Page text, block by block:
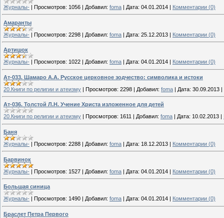
Журналы- | Просмотров: 1056 | Добавил: foma | Дата: 04.01.2014 | Комментарии (0)
Амаранты
Журналы- | Просмотров: 2298 | Добавил: foma | Дата: 25.12.2013 | Комментарии (0)
Артишок
Журналы- | Просмотров: 1022 | Добавил: foma | Дата: 04.01.2014 | Комментарии (0)
Ат-033. Шамаро А.А. Русское церковное зодчество: символика и истоки
20.Книги по религии и атеизму | Просмотров: 2298 | Добавил: foma | Дата: 30.09.2013 |
Ат-036. Толстой Л.Н. Учение Христа изложенное для детей
20.Книги по религии и атеизму
Просмотров: 1611 Добавил: foma Дата: 10.02.2013
Баня
Журналы- | Просмотров: 2288 | Добавил: foma | Дата: 18.12.2013 | Комментарии (0)
Барвинок
Журналы- | Просмотров: 1527 | Добавил: foma | Дата: 04.01.2014 | Комментарии (0)
Большая синица
Журналы-
Просмотров: 1490 Добавил: foma Дата: 04.01.2014 Комментарии (0)
Браслет Петра Первого